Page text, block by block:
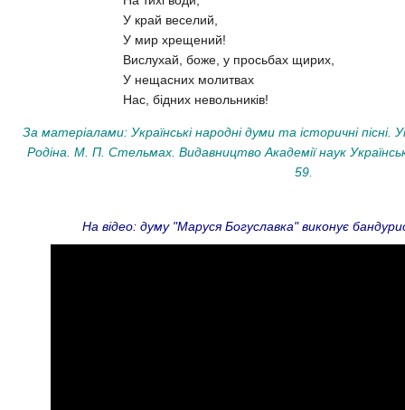
У край веселий,
У мир хрещений!
Вислухай, боже, у просьбах щирих,
У нещасних молитвах
Нас, бідних невольників!
За матеріалами: Українські народні думи та історичні
Родіна. М. П. Стельмах. Видавництво Академії наук
59.
На відео: думу "Маруся Богуславка" виконує